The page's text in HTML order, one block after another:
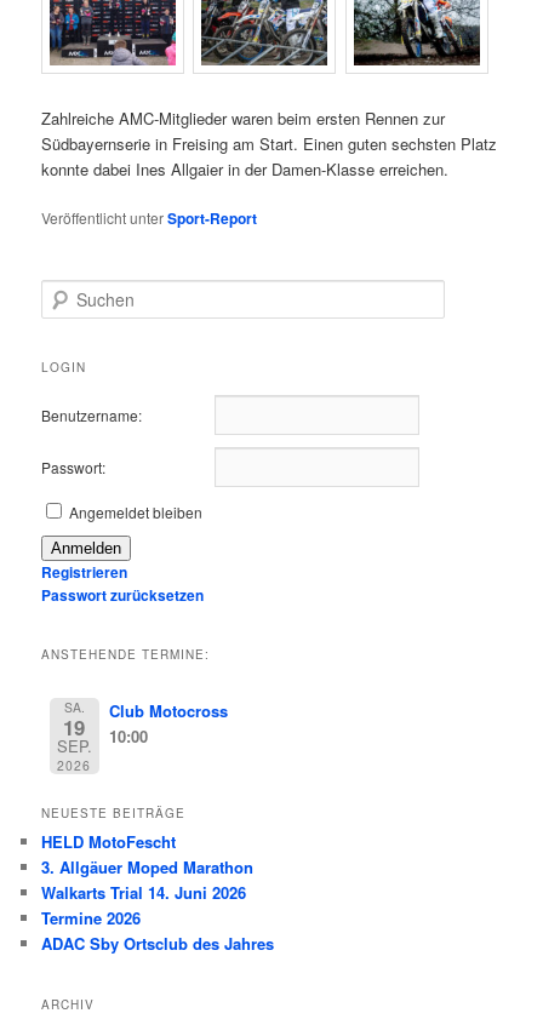
Zahlreiche AMC-Mitglieder waren beim ersten Rennen zur
Südbayernserie in Freising am Start. Einen guten sechsten Platz
konnte dabei Ines Allgaier in der Damen-Klasse erreichen.
Veröffentlicht unterSport-Report
u
h
n
LOGIN
Benutzername:
Passwort:
Angemeldet bleiben
Anmelden
Registrieren
Passwort zurücksetzen
ANSTEHENDE TERMINE:
SA.
19
SEP.
2026
Club Motocross
10:00
NEUESTE BEITRÄGE
HELD MotoFescht
3. Allgäuer Moped Marathon
Walkarts Trial 14. Juni 2026
Termine 2026
ADAC Sby Ortsclub des Jahres
ARCHIV